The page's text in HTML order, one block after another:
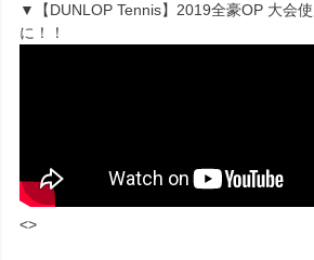
▼【DUNLOP Tennis】2019全豪OP 大会
に！！
<>